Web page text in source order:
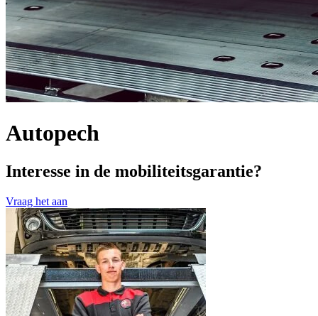
Autopech
Interesse in de mobiliteitsgarantie?
Vraag het aan